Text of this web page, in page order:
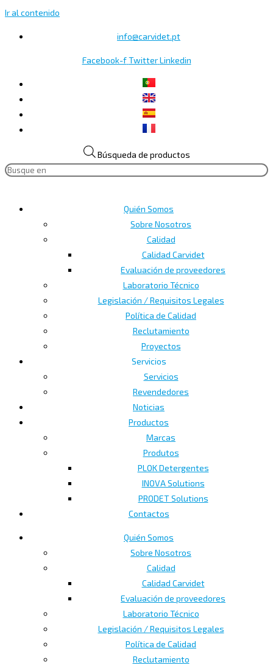
Ir al contenido
info@carvidet.pt
Facebook-f Twitter Linkedin
Búsqueda de productos
Quién Somos
Sobre Nosotros
Calidad
Calidad Carvidet
Evaluación de proveedores
Laboratorio Técnico
Legislación / Requisitos Legales
Política de Calidad
Reclutamiento
Proyectos
Servicios
Servicios
Revendedores
Noticias
Productos
Marcas
Produtos
PLOK Detergentes
INOVA Solutions
PRODET Solutions
Contactos
Quién Somos
Sobre Nosotros
Calidad
Calidad Carvidet
Evaluación de proveedores
Laboratorio Técnico
Legislación / Requisitos Legales
Política de Calidad
Reclutamiento